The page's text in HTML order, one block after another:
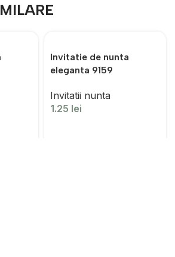
Invitatie de nunta
eleganta 9159
Invitatii nunta
1.25 lei